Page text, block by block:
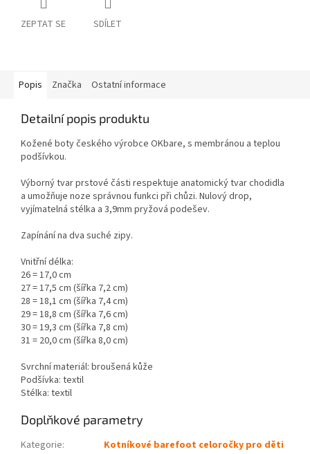
ZEPTAT SE SDÍLET
Popis Značka Ostatní informace
Detailní popis produktu
Kožené boty českého výrobce OKbare, s membránou a teplou
podšívkou.
Výborný tvar prstové části respektuje anatomický tvar chodidla
a umožňuje noze správnou funkci při chůzi. Nulový drop,
vyjímatelná stélka a 3,9mm pryžová podešev.
Zapínání na dva suché zipy.
Vnitřní délka:
26 = 17,0 cm
27 = 17,5 cm (šířka 7,2 cm)
28 = 18,1 cm (šířka 7,4 cm)
29 = 18,8 cm (šířka 7,6 cm)
30 = 19,3 cm (šířka 7,8 cm)
31 = 20,0 cm (šířka 8,0 cm)
Svrchní materiál: broušená kůže
Podšívka: textil
Stélka: textil
Doplňkové parametry
Kategorie:
Kotníkové barefoot celoročky pro děti